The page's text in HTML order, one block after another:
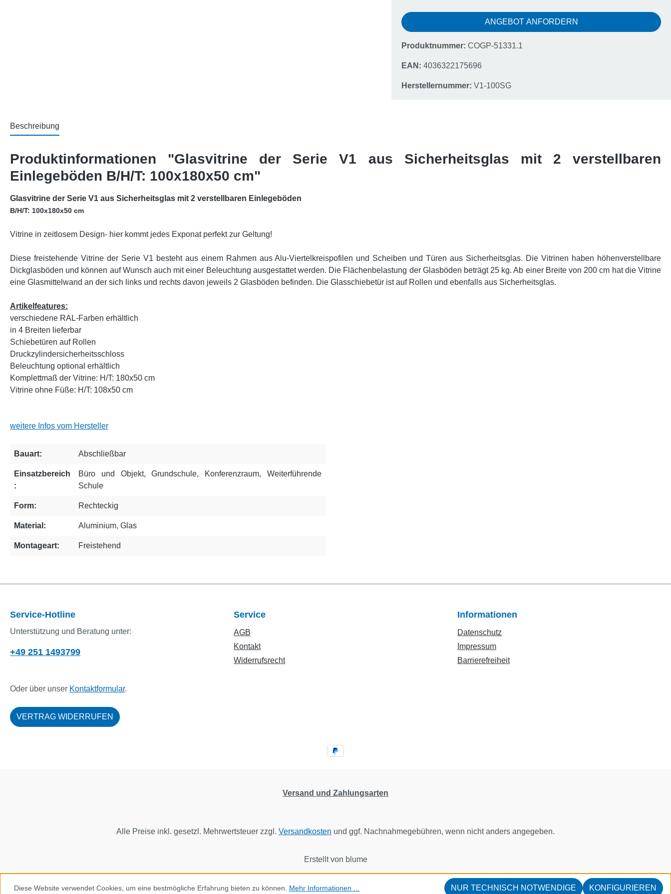
ANGEBOT ANFORDERN
Produktnummer: COGP-51331.1
EAN: 4036322175696
Herstellernummer: V1-100SG
Beschreibung
Produktinformationen "Glasvitrine der Serie V1 aus Sicherheitsglas mit 2 verstellbaren
Einlegeböden B/H/T: 100x180x50 cm"
Glasvitrine der Serie V1 aus Sicherheitsglas mit 2 verstellbaren Einlegeböden
B/H/T: 100x180x50 cm
Vitrine in zeitlosem Design- hier kommt jedes Exponat perfekt zur Geltung!
Diese freistehende Vitrine der Serie V1 besteht aus einem Rahmen aus Alu-Viertelkreispofilen und Scheiben und Türen aus Sicherheitsglas. Die Vitrinen haben höhenverstellbare
Dickglasböden und können auf Wunsch auch mit einer Beleuchtung ausgestattet werden. Die Flächenbelastung der Glasböden beträgt 25 kg. Ab einer Breite von 200 cm hat die Vitrine
eine Glasmittelwand an der sich links und rechts davon jeweils 2 Glasböden befinden. Die Glasschiebetür ist auf Rollen und ebenfalls aus Sicherheitsglas.
Artikelfeatures:
verschiedene RAL-Farben erhältlich
in 4 Breiten lieferbar
Schiebetüren auf Rollen
Druckzylindersicherheitsschloss
Beleuchtung optional erhältlich
Komplettmaß der Vitrine: H/T: 180x50 cm
Vitrine ohne Füße: H/T: 108x50 cm
weitere Infos vom Hersteller
Bauart: Abschließbar
Einsatzbereich
:
Büro und Objekt, Grundschule, Konferenzraum, Weiterführende
Schule
Form: Rechteckig
Material: Aluminium, Glas
Montageart: Freistehend
Service-Hotline
Unterstützung und Beratung unter:
+49 251 1493799
Oder über unser Kontaktformular.
VERTRAG WIDERRUFEN
Service
AGB
Kontakt
Widerrufsrecht
Informationen
Datenschutz
Impressum
Barrierefreiheit
Versand und Zahlungsarten
Alle Preise inkl. gesetzl. Mehrwertsteuer zzgl. Versandkosten und ggf. Nachnahmegebühren, wenn nicht anders angegeben.
Erstellt von blume
Diese Website verwendet Cookies, um eine bestmögliche Erfahrung bieten zu können. Mehr Informationen ... NUR TECHNISCH NOTWENDIGE KONFIGURIEREN